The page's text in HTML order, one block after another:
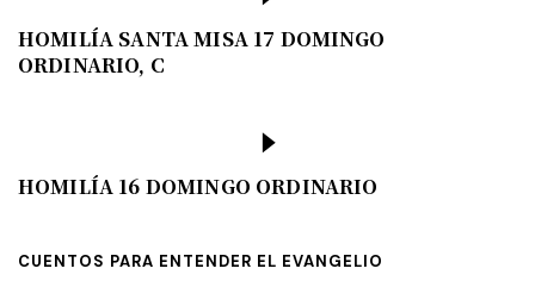
HOMILÍA SANTA MISA 17 DOMINGO
ORDINARIO, C
HOMILÍA 16 DOMINGO ORDINARIO
CUENTOS PARA ENTENDER EL EVANGELIO